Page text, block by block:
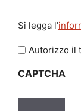
legga
l'informativa
privacy
Si legga l’
Autorizzo il
CAPTCHA